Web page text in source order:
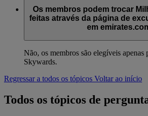
Os membros podem trocar
feitas através da página de
em
Não, os membros são elegíveis apenas
Skywards.
Regressar a todos os tópicos Voltar ao início
Todos os tópicos de